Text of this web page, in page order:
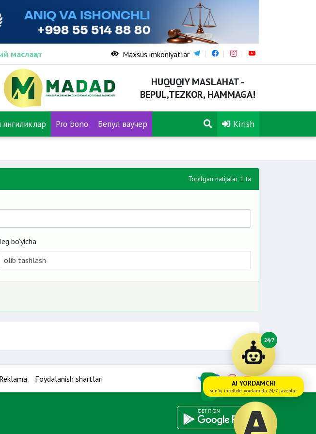
маслаҳат Maxsus imkoniyatlar
HUQUQIY MASLAHAT -
BEPUL,TEZKOR, HAMMAGA!
янгиликлар Pro bono Бепул ваучер Kirish
Topilgan natijalar 1 ta
bo‘yicha
Reklama Foydalanish shartlari
24/7
AI YORDAMCHI
sun'iy intellekt yordamida 24/7 javoblar